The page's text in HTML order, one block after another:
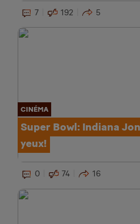
7 192 5
CINÉMA
Super Bowl: Indiana
yeux!
0 74 16